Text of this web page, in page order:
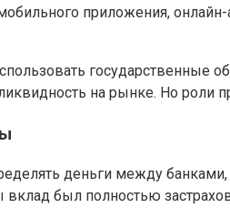
приложения,
государственные
на рынке. Но роли
деньги между
вклад был полностью